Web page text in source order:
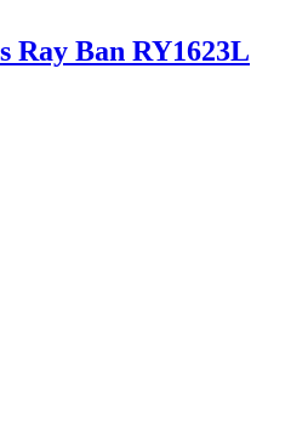
Ray Ban RY1623L